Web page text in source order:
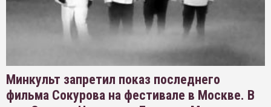
Минкульт запретил показ последнего
фильма Сокурова на фестивале в Москве. В